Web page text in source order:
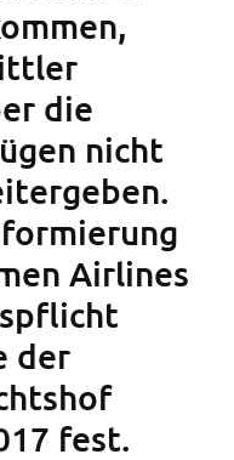
die
nicht
Airlines
der
fest.